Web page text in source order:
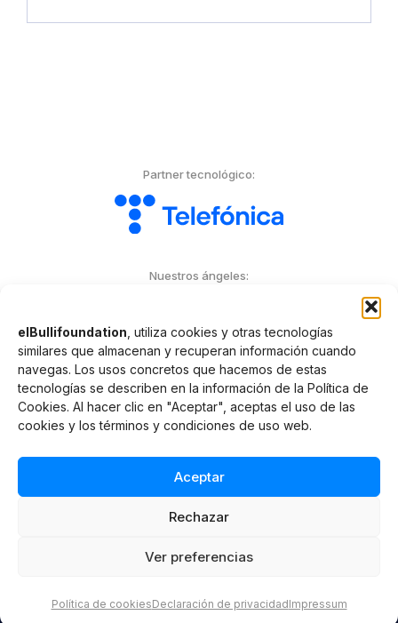
elBullifoundation , utiliza cookies y otras tecnologías
similares que almacenan y recuperan información cuando
navegas. Los usos concretos que hacemos de estas
tecnologías se describen en la información de la Política de
Cookies. Al hacer clic en "Aceptar", aceptas el uso de las
cookies y los términos y condiciones de uso web.
Aceptar
Rechazar
Ver preferencias
Política de cookiesDeclaración de privacidadImpressum
Partner tecnológico:
Nuestros ángeles:
© elBullifoundation
Aviso legal y Política de privacidad
Prevención de delitos